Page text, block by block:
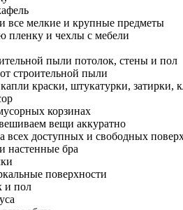
все мелкие и крупные предметы
пленку и чехлы с мебели
пыли потолок, стены и пол
строительной пыли
краски, штукатурки, затирки,
корзинах
вещи аккуратно
всех доступных и свободных
настенные бра
поверхности
и пол